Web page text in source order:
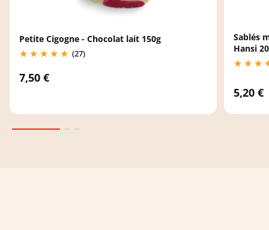
Petite Cigogne - Chocolat lait 150g
(27)
7,50 €
Sablés
Hansi
5,20 €